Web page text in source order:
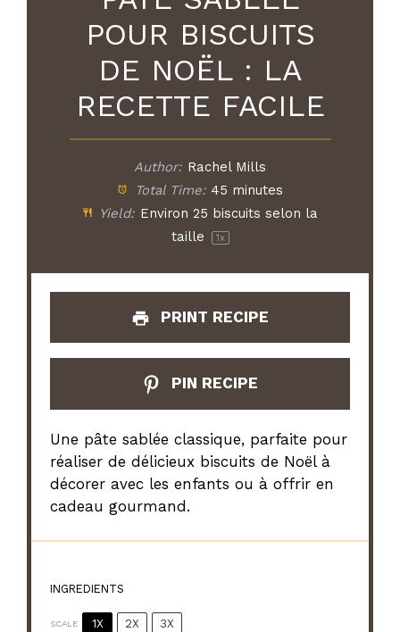
POUR BISCUITS
DE NOËL : LA
RECETTE FACILE
Author: Rachel Mills
Total Time: 45 minutes
Yield: Environ 25 biscuits selon la
taille
1x
PRINT RECIPE
PIN RECIPE
Une pâte sablée classique, parfaite pour
réaliser de délicieux biscuits de Noël à
décorer avec les enfants ou à offrir en
cadeau gourmand.
INGREDIENTS
SCALE 1X 2X 3X